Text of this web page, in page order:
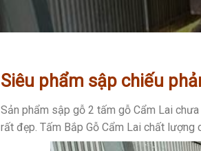
Siêu phẩm sập chiếu
Sản phẩm sập gỗ 2 tấm gỗ Cẩm Lai
rất đẹp. Tấm Bắp Gỗ Cẩm Lai chất lượng